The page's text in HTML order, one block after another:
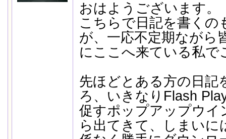
おはようございます。
こちらで日記を書くの
が、一応不定期ながら
にここへ来ている私で
先ほどとある方の日記
ろ、いきなりFlash
促すポップアップウイ
ら出てきて、しまいに